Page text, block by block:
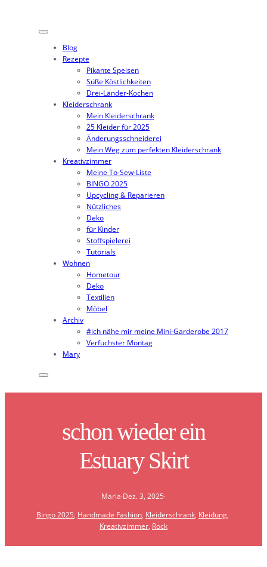
Blog
Rezepte
Pikante Speisen
Süße Köstlichkeiten
Drei-Länder-Kochen
Kleiderschrank
Mein Kleiderschrank
25 Kleider für 2025
Änderungsschneiderei
Mein Weg zum perfekten Kleiderschrank
Kreativzimmer
Meine To-Sew-Liste
BINGO 2025
Upcycling & Reparieren
Nützliches
Deko
für Kinder
Stoffspielerei
Tutorials
Wohnen
Hometour
Deko
Textilien
Möbel
Archiv
#ich nähe mir meine Mini-Garderobe 2017
Verfuchster Montag
Mary
schon wieder ein
Estuary Skirt
Maria·Dez. 3, 2025·
Bingo 2025, Handmade Fashion, Kleiderschrank, Kleidung
Kreativzimmer, Rock